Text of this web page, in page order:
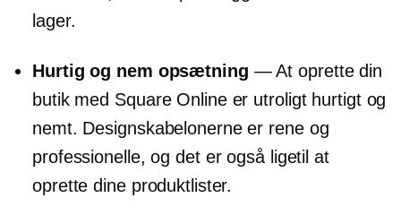
lager.
Hurtig og nem opsætning — At oprette din
butik med Square Online er utroligt hurtigt og
nemt. Designskabelonerne er rene og
professionelle, og det er også ligetil at
oprette dine produktlister.